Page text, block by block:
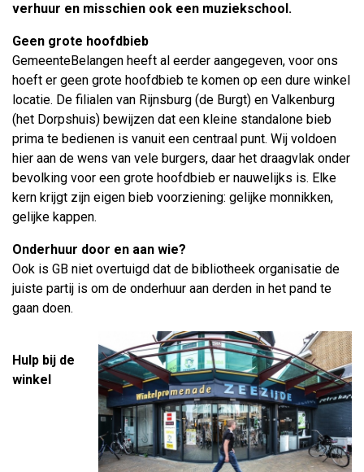
verhuur en misschien ook een muziekschool.
Geen grote hoofdbieb
GemeenteBelangen heeft al eerder aangegeven, voor ons
hoeft er geen grote hoofdbieb te komen op een dure winkel
locatie. De filialen van Rijnsburg (de Burgt) en Valkenburg
(het Dorpshuis) bewijzen dat een kleine standalone bieb
prima te bedienen is vanuit een centraal punt. Wij voldoen
hier aan de wens van vele burgers, daar het draagvlak onder
bevolking voor een grote hoofdbieb er nauwelijks is. Elke
kern krijgt zijn eigen bieb voorziening: gelijke monnikken,
gelijke kappen.
Onderhuur door en aan wie?
Ook is GB niet overtuigd dat de bibliotheek organisatie de
juiste partij is om de onderhuur aan derden in het pand te
gaan doen.
Hulp bij de
winkel